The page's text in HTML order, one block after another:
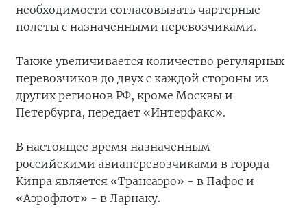
необходимости согласовывать чартерные
полеты с назначенными перевозчиками.
Также увеличивается количество регулярных
перевозчиков до двух с каждой стороны из
других регионов РФ, кроме Москвы и
Петербурга, передает «Интерфакс».
В настоящее время назначенным
российскими авиаперевозчиками в города
Кипра является «Трансаэро» - в Пафос и
«Аэрофлот» - в Ларнаку.